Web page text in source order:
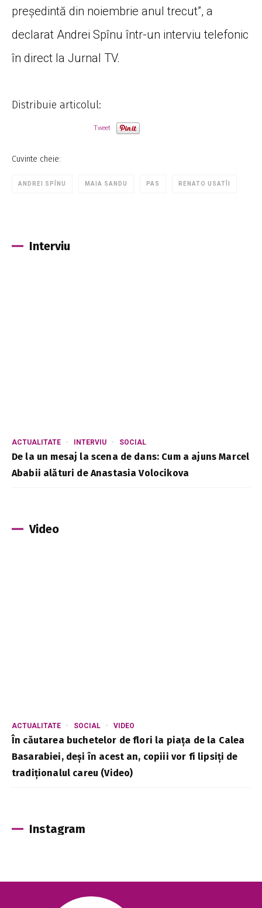
președintă din noiembrie anul trecut”, a
declarat Andrei Spînu într-un interviu telefonic
în direct la Jurnal TV.
Distribuie articolul:
Tweet
Cuvinte cheie:
ANDREI SPÎNU MAIA SANDU PAS RENATO USATÎI
Interviu
ACTUALITATE INTERVIU SOCIAL
De la un mesaj la scena de dans: Cum a ajuns Marcel
Ababii alături de Anastasia Volocikova
Video
ACTUALITATE SOCIAL VIDEO
În căutarea buchetelor de flori la piața de la Calea
Basarabiei, deși în acest an, copiii vor fi lipsiți de
tradiționalul careu (Video)
Instagram